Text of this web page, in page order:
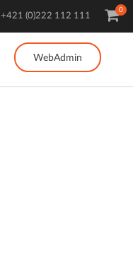
WebAdmin
+421 (0)222 112 111
0